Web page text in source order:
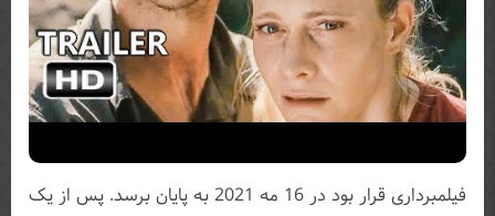
فیلمبرداری قرار بود در 16 مه 2021 به پایان برسد. پس از یک